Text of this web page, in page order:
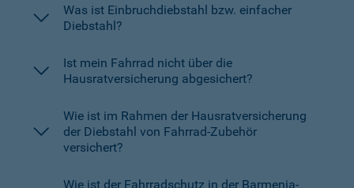
Was ist Einbruchdiebstahl bzw. einfacher
Diebstahl?
Ist mein Fahrrad nicht über die
Hausratversicherung abgesichert?
Wie ist im Rahmen der Hausratversicherung
der Diebstahl von Fahrrad-Zubehör
versichert?
Wie ist der Fahrradschutz in der Barmenia-